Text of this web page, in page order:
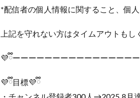
*配信者の個人情報に関すること、個
上記を守れない方はタイムアウトもし
💜ྀིーーーーーーーーーーーーーーー
💜ྀི目標💜ྀི